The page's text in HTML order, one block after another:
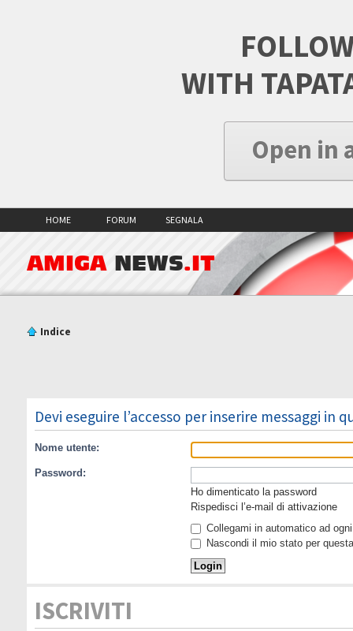
WITH
Open in
HOME FORUM SEGNALA
AMIGA NEWS.IT
Indice
Devi eseguire l’accesso per inserire messaggi in
Nome utente:
Password:
Ho dimenticato la password
Rispedisci l’e-mail di attivazione
Collegami in automatico ad
Nascondi il mio stato per
ISCRIVITI